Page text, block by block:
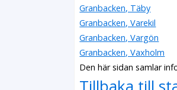
Granbacken, Täby
Granbacken, Varekil
Granbacken, Vargön
Granbacken, Vaxholm
Den här sidan samlar